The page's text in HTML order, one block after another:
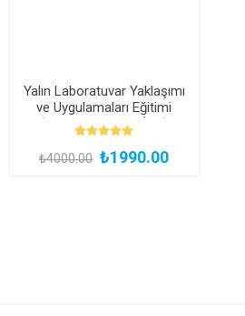
Yalın Laboratuvar Yaklaşımı
ve Uygulamaları Eğitimi
(Kayıttan Hemen İzle)
₺4000.00 ₺1990.00